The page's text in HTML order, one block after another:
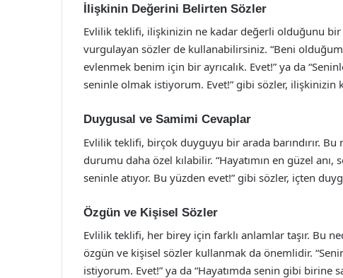
İlişkinin Değerini Belirten Sözler
Evlilik teklifi, ilişkinizin ne kadar değerli olduğunu bir
vurgulayan sözler de kullanabilirsiniz. “Beni
evlenmek benim için bir ayrıcalık. Evet!” ya da
seninle olmak istiyorum. Evet!” gibi sözler, ilişkinizin
Duygusal ve Samimi Cevaplar
Evlilik teklifi, birçok duyguyu bir arada barındırır.
durumu daha özel kılabilir. “Hayatımın en güzel
seninle atıyor. Bu yüzden evet!” gibi sözler, içten
Özgün ve Kişisel Sözler
Evlilik teklifi, her birey için farklı anlamlar taşır. Bu
özgün ve kişisel sözler kullanmak da önemlidir.
istiyorum. Evet!” ya da “Hayatımda senin gibi birine